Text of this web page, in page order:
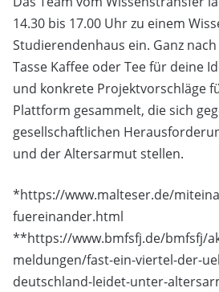
14.30 bis 17.00 Uhr zu einem
Studierendenhaus ein. Ganz
Tasse Kaffee oder Tee für deine
und konkrete Projektvorschläge
Plattform gesammelt, die sich
gesellschaftlichen
und der Altersarmut stellen.
*https://www.malteser.de/
fuereinander.html
**https://www.bmfsfj.de/bmfsfj/
meldungen/fast-ein-viertel-der-
deutschland-leidet-unter-